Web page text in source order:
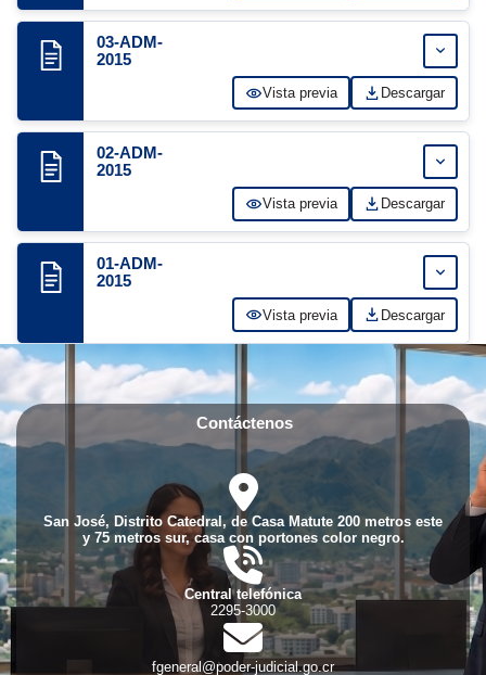
03-ADM-
2015
Vista previa Descargar
02-ADM-
2015
Vista previa Descargar
01-ADM-
2015
Vista previa Descargar
Contáctenos
fas
fa-
location-
dot
San José, Distrito Catedral, de Casa Matute 200 metros este
y 75 metros sur, casa con portones color negro.
fa-
phone-
volume
Central telefónica
2295-3000
fas
fa-
envelope
fgeneral@poder-judicial.go.cr